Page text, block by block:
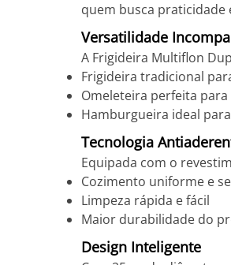
quem busca praticidade
Versatilidade
A Frigideira Multiflon
Frigideira tradicional
Omeleteira perfeita
Hamburgueira ideal
Tecnologia
Equipada com o
Cozimento uniforme e
Limpeza rápida e fácil
Maior durabilidade do
Design Inteligente